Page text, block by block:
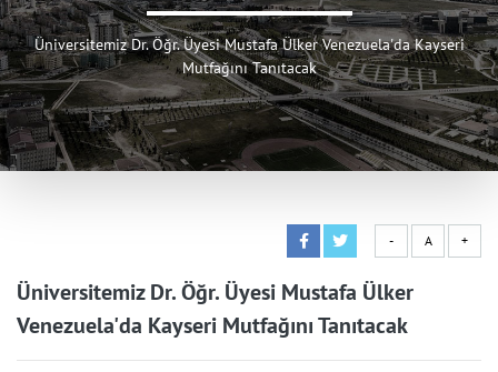
Üniversitemiz Dr. Öğr. Üyesi Mustafa Ülker Venezuela'da Kayseri
Mutfağını Tanıtacak
- A +
Üniversitemiz Dr. Öğr. Üyesi Mustafa Ülker
Venezuela'da Kayseri Mutfağını Tanıtacak